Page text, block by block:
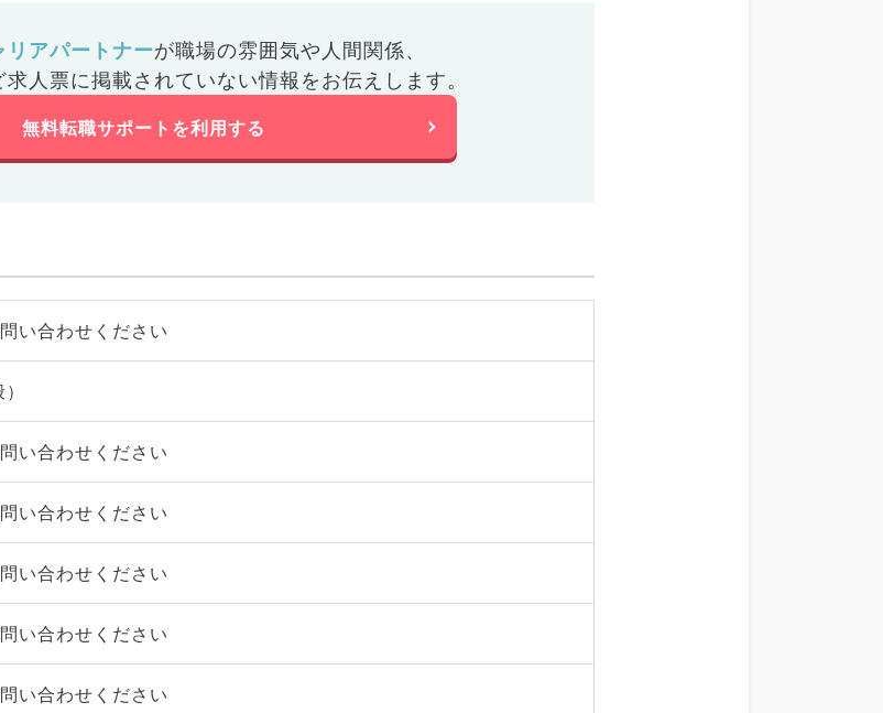
リアパートナーが職場の雰囲気や人間関係、
求人票に掲載されていない情報をお伝えします。
無料転職サポートを利用する
い合わせください
い合わせください
い合わせください
い合わせください
い合わせください
い合わせください